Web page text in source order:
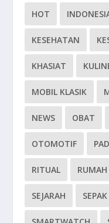
HOT
KESEHATAN
KHASIAT
MOBIL KLASIK
NEWS OBAT
OTOMOTIF
RITUAL
SEJARAH